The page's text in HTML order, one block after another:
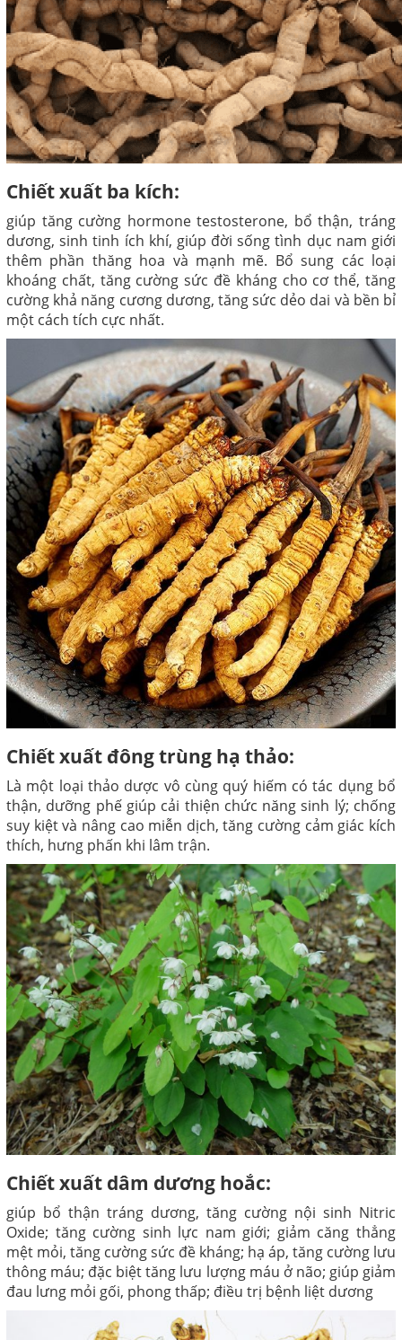
Chiết xuất ba kích:
giúp tăng cường hormone testosterone, bổ thận, tráng
dương, sinh tinh ích khí, giúp đời sống tình dục nam giới
thêm phần thăng hoa và mạnh mẽ. Bổ sung các loại
khoáng chất, tăng cường sức đề kháng cho cơ thể, tăng
cường khả năng cương dương, tăng sức dẻo dai và bền bỉ
một cách tích cực nhất.
Chiết xuất đông trùng hạ thảo:
Là một loại thảo dược vô cùng quý hiếm có tác dụng bổ
thận, dưỡng phế giúp cải thiện chức năng sinh lý; chống
suy kiệt và nâng cao miễn dịch, tăng cường cảm giác kích
thích, hưng phấn khi lâm trận.
Chiết xuất dâm dương hoắc:
giúp bổ thận tráng dương, tăng cường nội sinh Nitric
Oxide; tăng cường sinh lực nam giới; giảm căng thẳng
mệt mỏi, tăng cường sức đề kháng; hạ áp, tăng cường lưu
thông máu; đặc biệt tăng lưu lượng máu ở não; giúp giảm
đau lưng mỏi gối, phong thấp; điều trị bệnh liệt dương